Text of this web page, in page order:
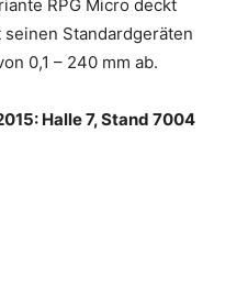
RPG Micro deckt
seinen Standardgeräten
0,1 – 240 mm ab.
Halle 7, Stand 7004